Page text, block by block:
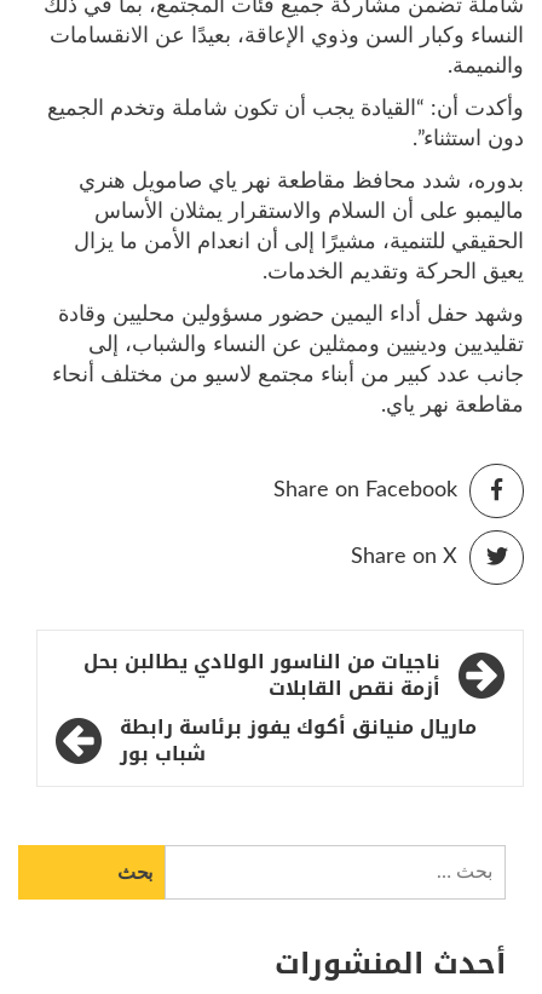
شاملة تضمن مشاركة جميع فئات المجتمع، بما في ذلك
النساء وكبار السن وذوي الإعاقة، بعيدًا عن الانقسامات
والنميمة.
وأكدت أن: “القيادة يجب أن تكون شاملة وتخدم الجميع
دون استثناء”.
بدوره، شدد محافظ مقاطعة نهر ياي صامويل هنري
ماليمبو على أن السلام والاستقرار يمثلان الأساس
الحقيقي للتنمية، مشيرًا إلى أن انعدام الأمن ما يزال
يعيق الحركة وتقديم الخدمات.
وشهد حفل أداء اليمين حضور مسؤولين محليين وقادة
تقليديين ودينيين وممثلين عن النساء والشباب، إلى
جانب عدد كبير من أبناء مجتمع لاسيو من مختلف أنحاء
مقاطعة نهر ياي.
Share on Facebook
Share on X
تصفّح
المقالات
ناجيات من الناسور الولادي يطالبن بحل
أزمة نقص القابلات
ماريال منيانق أكوك يفوز برئاسة رابطة
شباب بور
عن:
أحدث المنشورات